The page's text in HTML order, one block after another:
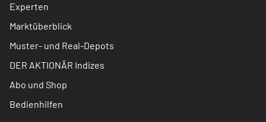
Experten
Marktüberblick
Muster- und Real-Depots
DER AKTIONÄR Indizes
Abo und Shop
Bedienhilfen